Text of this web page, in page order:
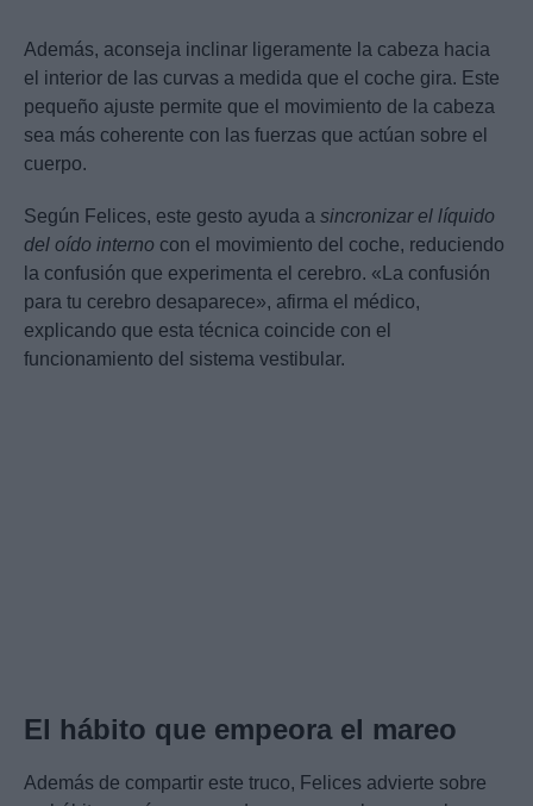
Además, aconseja inclinar ligeramente la cabeza hacia
el interior de las curvas a medida que el coche gira. Este
pequeño ajuste permite que el movimiento de la cabeza
sea más coherente con las fuerzas que actúan sobre el
cuerpo.
Según Felices, este gesto ayuda a sincronizar el líquido
del oído interno con el movimiento del coche, reduciendo
la confusión que experimenta el cerebro. «La confusión
para tu cerebro desaparece», afirma el médico,
explicando que esta técnica coincide con el
funcionamiento del sistema vestibular.
El hábito que empeora el mareo
Además de compartir este truco, Felices advierte sobre